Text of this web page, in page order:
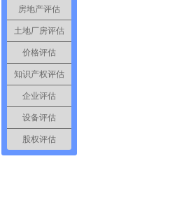
房地产评估
土地厂房评估
价格评估
知识产权评估
企业评估
设备评估
股权评估